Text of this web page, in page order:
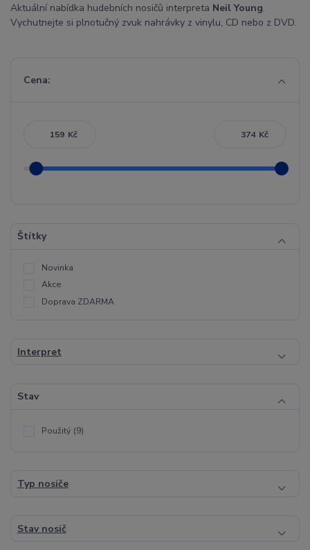
Aktuální nabídka hudebních nosičů interpreta Neil Young.
Vychutnejte si plnotučný zvuk nahrávky z vinylu, CD nebo z DVD.
Cena:
Kč Kč
Štítky
Novinka
Akce
Doprava ZDARMA
Interpret
Stav
Použitý (9)
Typ nosiče
Stav nosič